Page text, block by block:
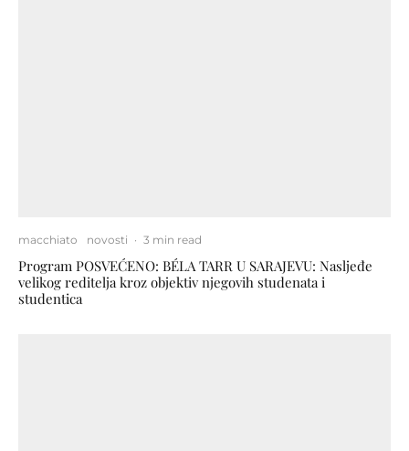
macchiato novosti · 3 min read
Program POSVEĆENO: BÉLA TARR U SARAJEVU: Nasljeđe
velikog reditelja kroz objektiv njegovih studenata i
studentica